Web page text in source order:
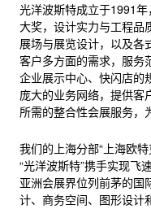
光洋波斯特成立于1991
大奖，设计实力与工程品
展场与展览设计，以及各
客户多方面的需求，服务
企业展示中心、快闪店的
庞大的业务网络，提供客
所需的整合性会展服务，
我们的上海分部“上海欧
“光洋波斯特”携手实现飞
亚洲会展界位列前茅的国
计、商务空间、图形设计